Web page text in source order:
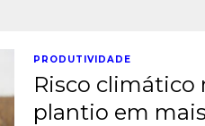
PRODUTIVIDADE
Risco climático
plantio em